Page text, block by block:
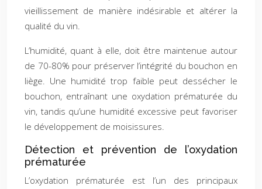
vieillissement de manière indésirable et altérer la
qualité du vin.
L’humidité, quant à elle, doit être maintenue autour
de 70-80% pour préserver l’intégrité du bouchon en
liège. Une humidité trop faible peut dessécher le
bouchon, entraînant une oxydation prématurée du
vin, tandis qu’une humidité excessive peut favoriser
le développement de moisissures.
Détection et prévention de l’oxydation
prématurée
L’oxydation prématurée est l’un des principaux